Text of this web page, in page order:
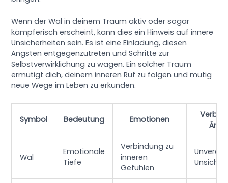
Wenn der Wal in deinem Traum aktiv oder sogar
kämpferisch erscheint, kann dies ein Hinweis auf innere
Unsicherheiten sein. Es ist eine Einladung, diesen
Ängsten entgegenzutreten und Schritte zur
Selbstverwirklichung zu wagen. Ein solcher Traum
ermutigt dich, deinem inneren Ruf zu folgen und mutig
neue Wege im Leben zu erkunden.
Symbol Bedeutung Emotionen
Wal
Emotionale
Tiefe
Verbindung zu
inneren
Gefühlen